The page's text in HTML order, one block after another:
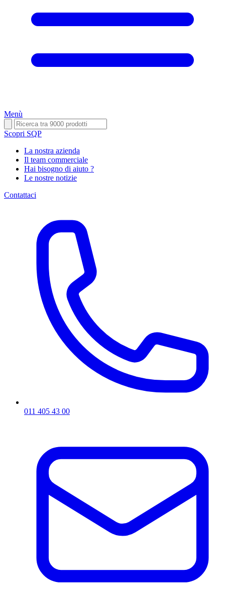
Menù
Scopri SQP
La nostra azienda
Il team commerciale
Hai bisogno di aiuto ?
Le nostre notizie
Contattaci
011 405 43 00